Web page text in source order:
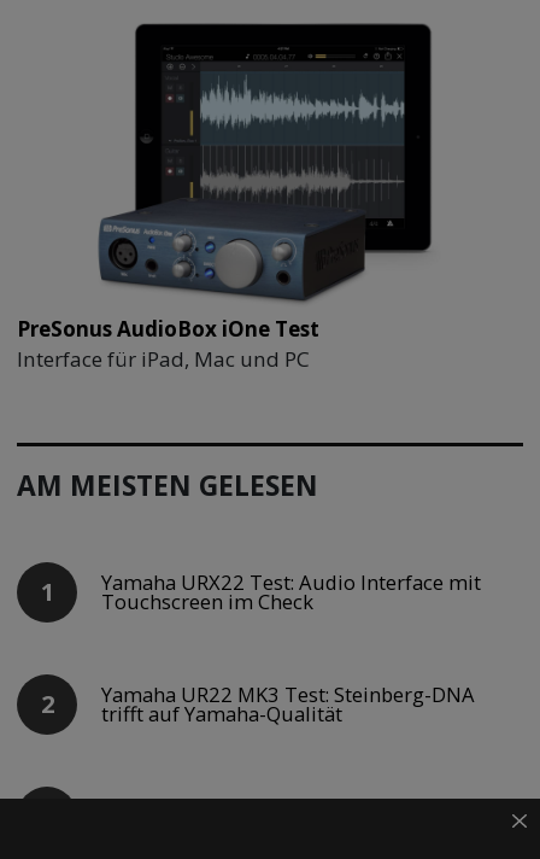
PreSonus AudioBox iOne Test
Interface für iPad, Mac und PC
AM MEISTEN GELESEN
Yamaha URX22 Test: Audio Interface mit
Touchscreen im Check
Yamaha UR22 MK3 Test: Steinberg-DNA
trifft auf Yamaha-Qualität
Yamaha URX22C Test: Kompaktes Audio